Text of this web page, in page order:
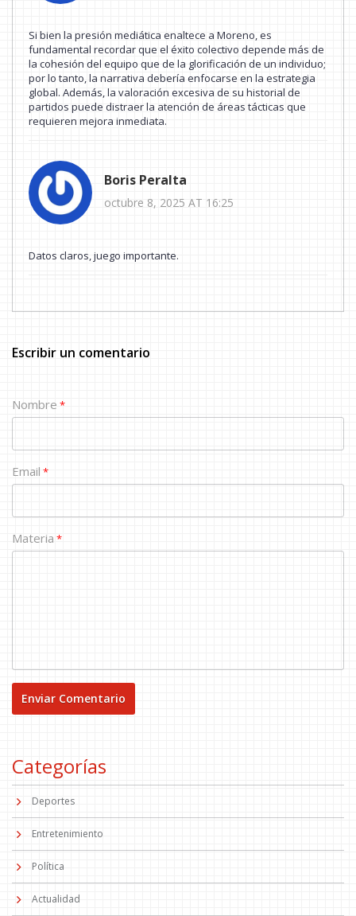
Si bien la presión mediática enaltece a Moreno, es
fundamental recordar que el éxito colectivo depende más de
la cohesión del equipo que de la glorificación de un individuo;
por lo tanto, la narrativa debería enfocarse en la estrategia
global. Además, la valoración excesiva de su historial de
partidos puede distraer la atención de áreas tácticas que
requieren mejora inmediata.
Boris Peralta
octubre 8, 2025 AT 16:25
Datos claros, juego importante.
Escribir un comentario
Nombre *
Email *
Materia *
Categorías
Deportes
Entretenimiento
Política
Actualidad